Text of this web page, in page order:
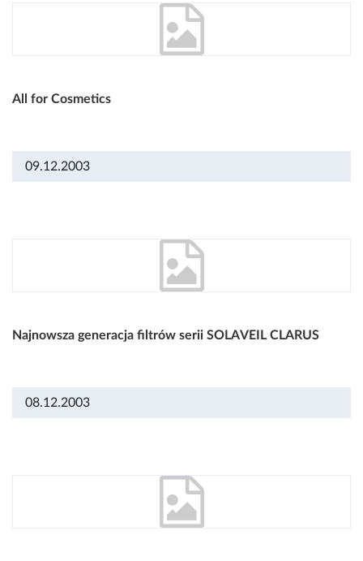
All for Cosmetics
09.12.2003
Najnowsza generacja filtrów serii SOLAVEIL CLARUS
08.12.2003